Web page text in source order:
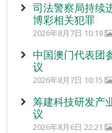
司法警察局持续
博彩相关犯罪
2026年8月7日 10:19
中国澳门代表团
议
2026年8月7日 10:15
筹建科技研发产
议
2026年8月6日 22:21